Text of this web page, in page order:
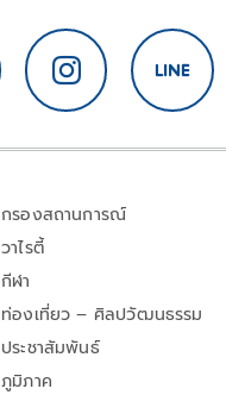
กรองสถานการณ์
วาไรตี้
กีฬา
ท่องเที่ยว – ศิลปวัฒนธรรม
ประชาสัมพันธ์
ภูมิภาค